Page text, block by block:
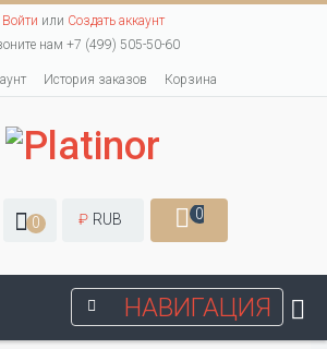
Войти или Создать аккаунт
нам +7 (499) 505-50-60
История заказов Корзина
0 ₽ RUB 0
НАВИГАЦИЯ